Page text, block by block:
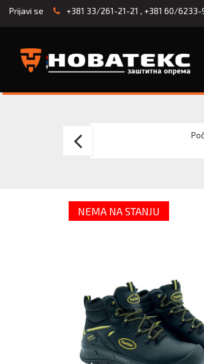
Prijavi se +381 33/261-21-21 , +381 60/6233-
BASE
ROBOX
S3
duboke
zaštitne
NEMA NA STANJU